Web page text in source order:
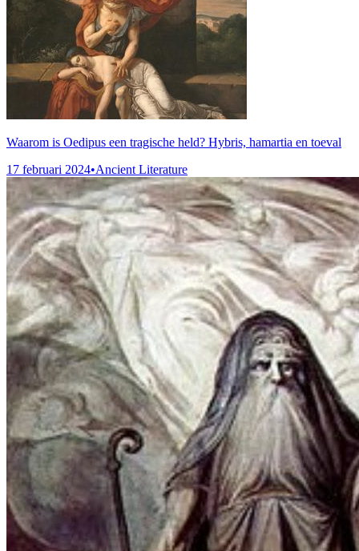
Waarom is Oedipus een tragische held? Hybris, hamartia en toeval
17 februari 2024•Ancient Literature